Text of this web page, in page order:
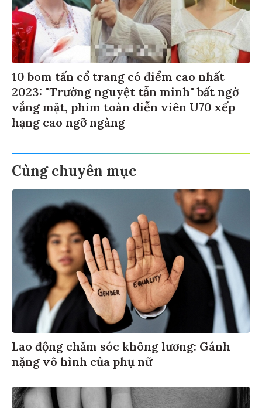
10 bom tấn cổ trang có điểm cao nhất
2023: "Trường nguyệt tẫn minh" bất ngờ
vắng mặt, phim toàn diễn viên U70 xếp
hạng cao ngỡ ngàng
Cùng chuyên mục
Lao động chăm sóc không lương: Gánh
nặng vô hình của phụ nữ